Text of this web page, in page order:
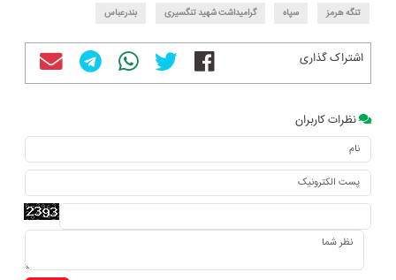
تنگه هرمز سپاه گرامیداشت شهید تنگسیری بندرعباس
اشتراک گذاری
نظرات کاربران